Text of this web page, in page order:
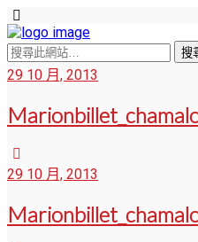
29 10 月, 2013
29 10 月, 2013